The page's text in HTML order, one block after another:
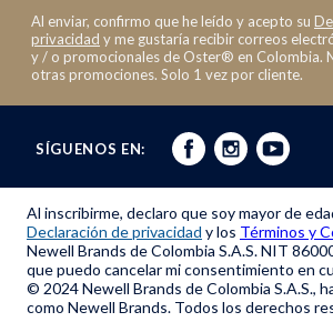
Al enviar, confirmo que he leído y acepto su
privacidad y me gustaría recibir correos
y / o promocionales de Oster® en Colombia.
otras promociones. Solo 1 vez por cliente.
SÍGUENOS EN:
Al inscribirme, declaro que soy mayor de
Declaración de privacidad y los Términos y
Newell Brands de Colombia S.A.S. NIT
que puedo cancelar mi consentimiento en
© 2024 Newell Brands de Colombia S.A.S.,
como Newell Brands. Todos los derechos